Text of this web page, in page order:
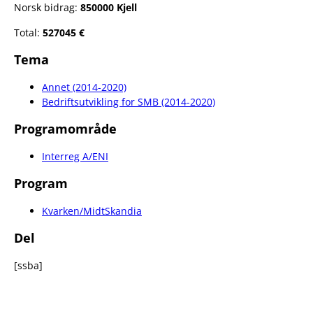
Norsk bidrag: 850000 Kjell
Total: 527045 €
Tema
Annet (2014-2020)
Bedriftsutvikling for SMB (2014-2020)
Programområde
Interreg A/ENI
Program
Kvarken/MidtSkandia
Del
[ssba]